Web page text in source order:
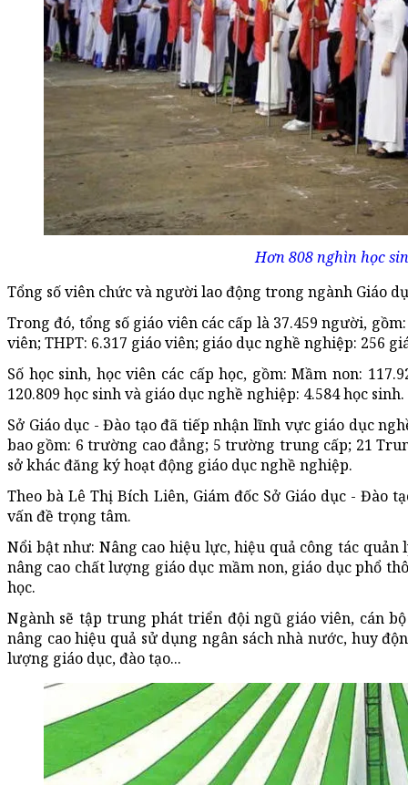
Hơn 808 nghìn học
Tổng số viên chức và người lao động trong ngành Giáo
Trong đó, tổng số giáo viên các cấp là 37.459 người,
viên; THPT: 6.317 giáo viên; giáo dục nghề nghiệp: 256
Số học sinh, học viên các cấp học, gồm: Mầm non:
120.809 học sinh và giáo dục nghề nghiệp: 4.584 học sinh.
Sở Giáo dục - Đào tạo đã tiếp nhận lĩnh vực giáo dục
bao gồm: 6 trường cao đẳng; 5 trường trung cấp; 21
sở khác đăng ký hoạt động giáo dục nghề nghiệp.
Theo bà Lê Thị Bích Liên, Giám đốc Sở Giáo dục - Đào
vấn đề trọng tâm.
Nổi bật như: Nâng cao hiệu lực, hiệu quả công tác
nâng cao chất lượng giáo dục mầm non, giáo dục phổ
học.
Ngành sẽ tập trung phát triển đội ngũ giáo viên, cán
nâng cao hiệu quả sử dụng ngân sách nhà nước, huy
lượng giáo dục, đào tạo...